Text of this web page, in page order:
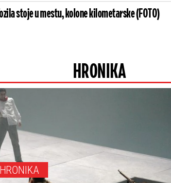
stoje u mestu, kolone kilometarske (FOTO)
HRONIKA
HRONIKA